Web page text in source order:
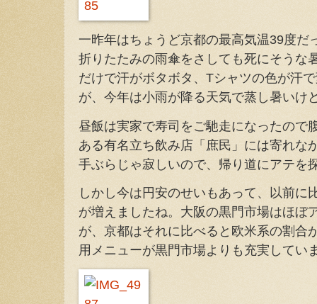
一昨年はちょうど京都の最高気温39度だ
折りたたみの雨傘をさしても死にそうな
だけで汗がボタボタ、Tシャツの色が汗
が、今年は小雨が降る天気で蒸し暑いけ
昼飯は実家で寿司をご馳走になったので
ある有名立ち飲み店「庶民」には寄れな
手ぶらじゃ寂しいので、帰り道にアテを
しかし今は円安のせいもあって、以前に
が増えましたね。大阪の黒門市場はほぼ
が、京都はそれに比べると欧米系の割合
用メニューが黒門市場よりも充実してい